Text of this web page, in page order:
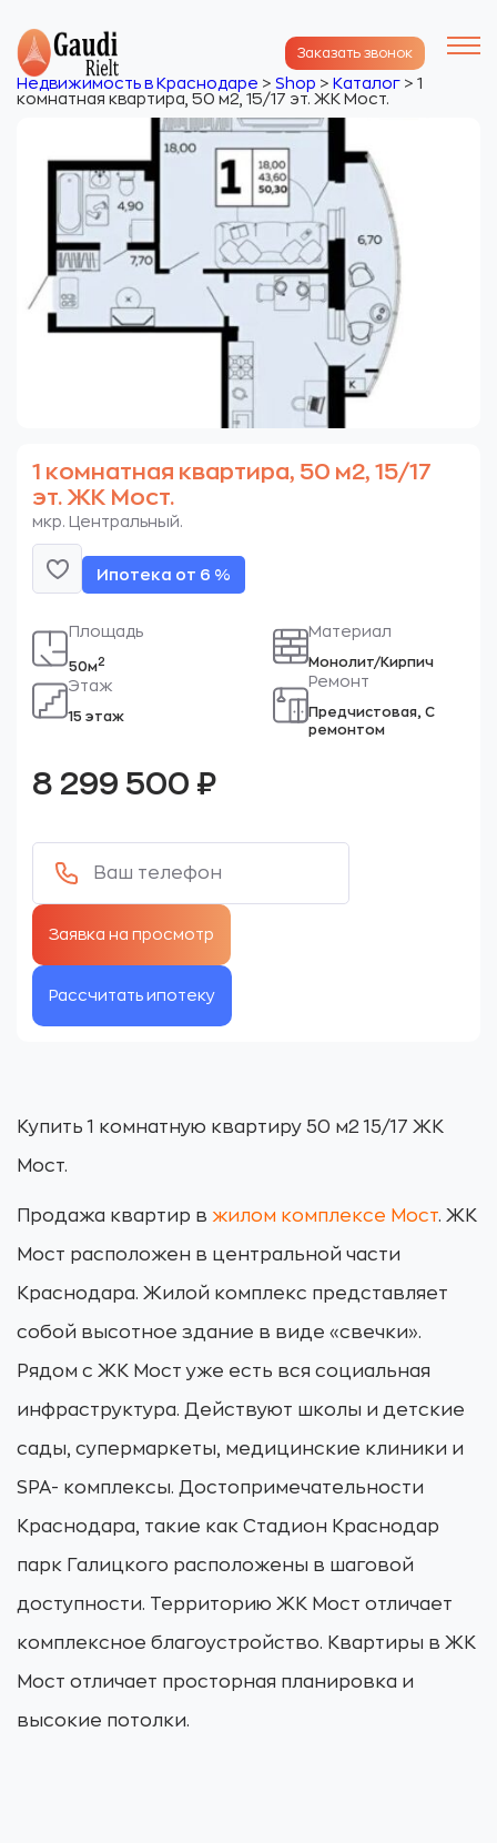
Заказать звонок
Недвижимость в Краснодаре > Shop > Каталог > 1
комнатная квартира, 50 м2, 15/17 эт. ЖК Мост.
1 комнатная квартира, 50 м2, 15/17
эт. ЖК Мост.
мкр. Центральный.
Ипотека от 6 %
Площадь
50м2
Этаж
15 этаж
Материал
Монолит/Кирпич
Ремонт
Предчистовая, С
ремонтом
8 299 500 ₽
Рассчитать ипотеку
Купить 1 комнатную квартиру 50 м2 15/17 ЖК
Мост.
Продажа квартир в жилом комплексе Мост. ЖК
Мост расположен в центральной части
Краснодара. Жилой комплекс представляет
собой высотное здание в виде «свечки».
Рядом с ЖК Мост уже есть вся социальная
инфраструктура. Действуют школы и детские
сады, супермаркеты, медицинские клиники и
SPA- комплексы. Достопримечательности
Краснодара, такие как Стадион Краснодар
парк Галицкого расположены в шаговой
доступности. Территорию ЖК Мост отличает
комплексное благоустройство. Квартиры в ЖК
Мост отличает просторная планировка и
высокие потолки.